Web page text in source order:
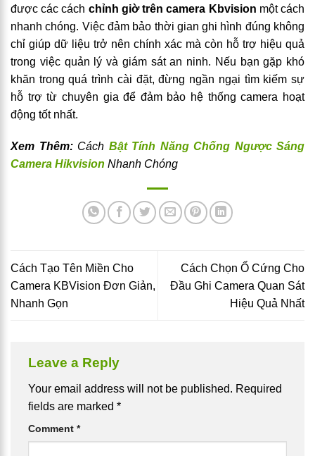
được các cách chỉnh giờ trên camera Kbvision một cách
nhanh chóng. Việc đảm bảo thời gian ghi hình đúng không
chỉ giúp dữ liệu trở nên chính xác mà còn hỗ trợ hiệu quả
trong việc quản lý và giám sát an ninh. Nếu bạn gặp khó
khăn trong quá trình cài đặt, đừng ngần ngại tìm kiếm sự
hỗ trợ từ chuyên gia để đảm bảo hệ thống camera hoạt
động tốt nhất.
Xem Thêm: Cách Bật Tính Năng Chống Ngược Sáng
Camera Hikvision Nhanh Chóng
Cách Tạo Tên Miền Cho
Camera KBVision Đơn Giản,
Nhanh Gọn
Cách Chọn Ổ Cứng Cho
Đầu Ghi Camera Quan Sát
Hiệu Quả Nhất
Leave a Reply
Your email address will not be published. Required
fields are marked *
Comment *